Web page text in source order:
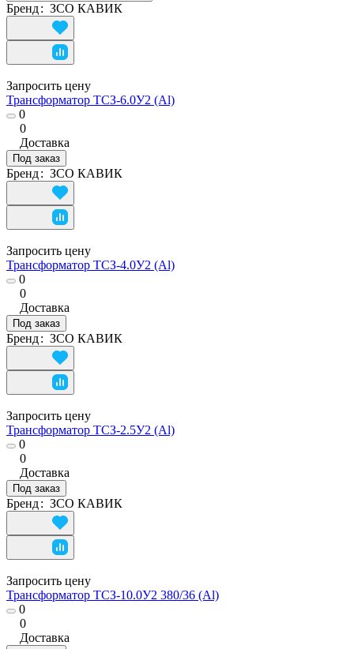
Бренд: ЗСО КАВИК
Запросить цену
Трансформатор ТСЗ-6.0У2 (Al)
0
0
Доставка
Под заказ
Бренд: ЗСО КАВИК
Запросить цену
Трансформатор ТСЗ-4.0У2 (Al)
0
0
Доставка
Под заказ
Бренд: ЗСО КАВИК
Запросить цену
Трансформатор ТСЗ-2.5У2 (Al)
0
0
Доставка
Под заказ
Бренд: ЗСО КАВИК
Запросить цену
Трансформатор ТСЗ-10.0У2 380/36 (Al)
0
0
Доставка